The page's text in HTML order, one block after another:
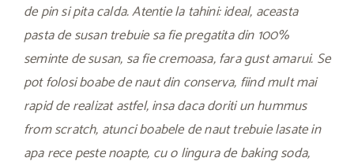
de pin si pita calda. Atentie la tahini: ideal, aceasta
pasta de susan trebuie sa fie pregatita din 100%
seminte de susan, sa fie cremoasa, fara gust amarui. Se
pot folosi boabe de naut din conserva, fiind mult mai
rapid de realizat astfel, insa daca doriti un hummus
from scratch, atunci boabele de naut trebuie lasate in
apa rece peste noapte, cu o lingura de baking soda,